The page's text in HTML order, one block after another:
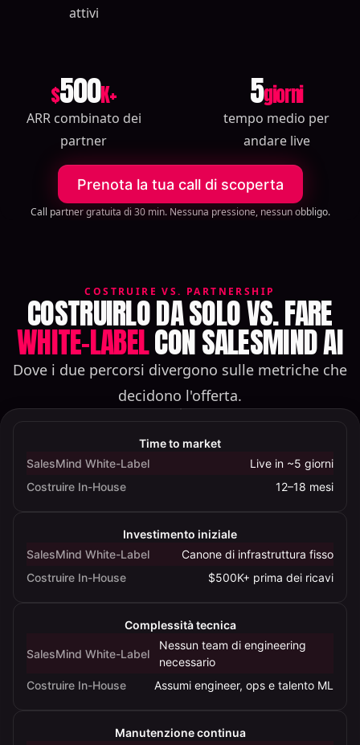
attivi
$500K+
ARR combinato dei
partner
5giorni
tempo medio per
andare live
Prenota la tua call di scoperta
Call partner gratuita di 30 min. Nessuna pressione, nessun obbligo.
COSTRUIRE VS. PARTNERSHIP
COSTRUIRLO DA SOLO VS. FARE
WHITE-LABELCON SALESMIND AI
Dove i due percorsi divergono sulle metriche che
decidono l'offerta.
Confronto
costruire
house
Time to market
SalesMind White-Label
Live in ~5 giorni
Costruire In-House
12–18 mesi
Investimento iniziale
SalesMind White-Label
Canone di infrastruttura fisso
Costruire In-House
$500K+ prima dei ricavi
Complessità tecnica
SalesMind White-Label
Nessun team di engineering
necessario
Costruire In-House
Assumi engineer, ops e talento ML
Manutenzione continua